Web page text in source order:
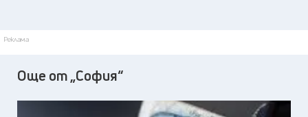
Реклама
Още от „София“